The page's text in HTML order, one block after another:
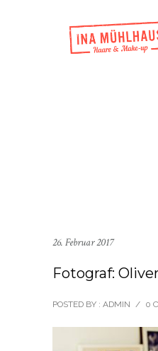
26. Februar 2017
Fotograf:
POSTED BY : ADMIN / 0